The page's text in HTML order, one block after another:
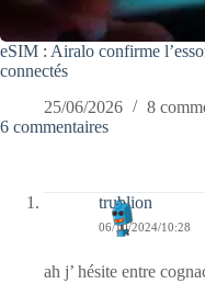
eSIM : Airalo confirme
connectés
25/06/2026
8
6 commentaires
trublion
06/10/2024/10:28
ah j’ hésite entre